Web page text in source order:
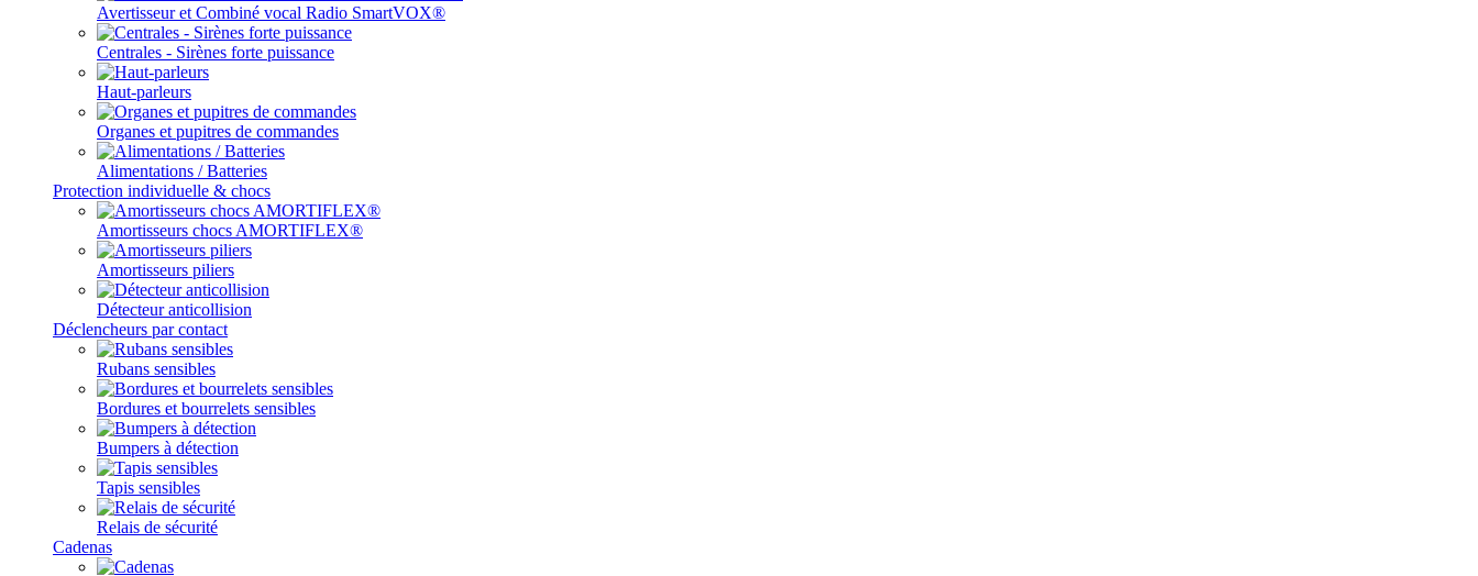
Avertisseur et Combiné vocal Radio SmartVOX®
Centrales - Sirènes forte puissance
Haut-parleurs
Organes et pupitres de commandes
Alimentations / Batteries
Protection individuelle & chocs
Amortisseurs chocs AMORTIFLEX®
Amortisseurs piliers
Détecteur anticollision
Déclencheurs par contact
Rubans sensibles
Bordures et bourrelets sensibles
Bumpers à détection
Tapis sensibles
Relais de sécurité
Cadenas